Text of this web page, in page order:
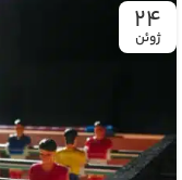
24
ژوئن